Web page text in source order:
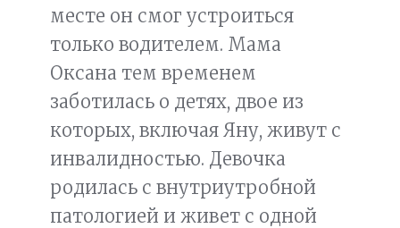
месте он смог устроиться
только водителем. Мама
Оксана тем временем
заботилась о детях, двое из
которых, включая Яну, живут с
инвалидностью. Девочка
родилась с внутриутробной
патологией и живет с одной